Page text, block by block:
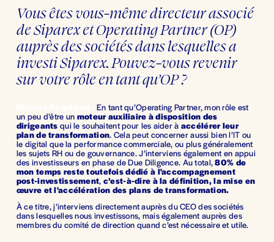
Vous êtes vous-même directeur associé
de Siparex et Operating Partner (OP)
auprès des sociétés dans lesquelles a
investi Siparex. Pouvez-vous revenir
sur votre rôle en tant qu’OP ?
En tant qu’Operating Partner, mon rôle est
un peu d’être un moteur auxiliaire à disposition des
dirigeants qui le souhaitent pour les aider à accélérer leur
plan de transformation. Cela peut concerner aussi bien l’IT ou
le digital que la performance commerciale, ou plus généralement
les sujets RH ou de gouvernance. J’interviens également en appui
des investisseurs en phase de Due Diligence. Au total, 80% de
mon temps reste toutefois dédié à l'accompagnement
post-investissement, c’est-à-dire à la définition, la mise en
œuvre et l'accélération des plans de transformation.
À ce titre, j’interviens directement auprès du CEO des sociétés
dans lesquelles nous investissons, mais également auprès des
membres du comité de direction quand c’est nécessaire et utile.